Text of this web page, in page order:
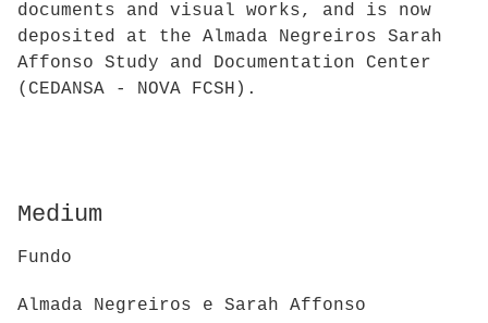
documents and visual works, and is now
deposited at the Almada Negreiros Sarah
Affonso Study and Documentation Center
(CEDANSA - NOVA FCSH).
Medium
Fundo
Almada Negreiros e Sarah Affonso